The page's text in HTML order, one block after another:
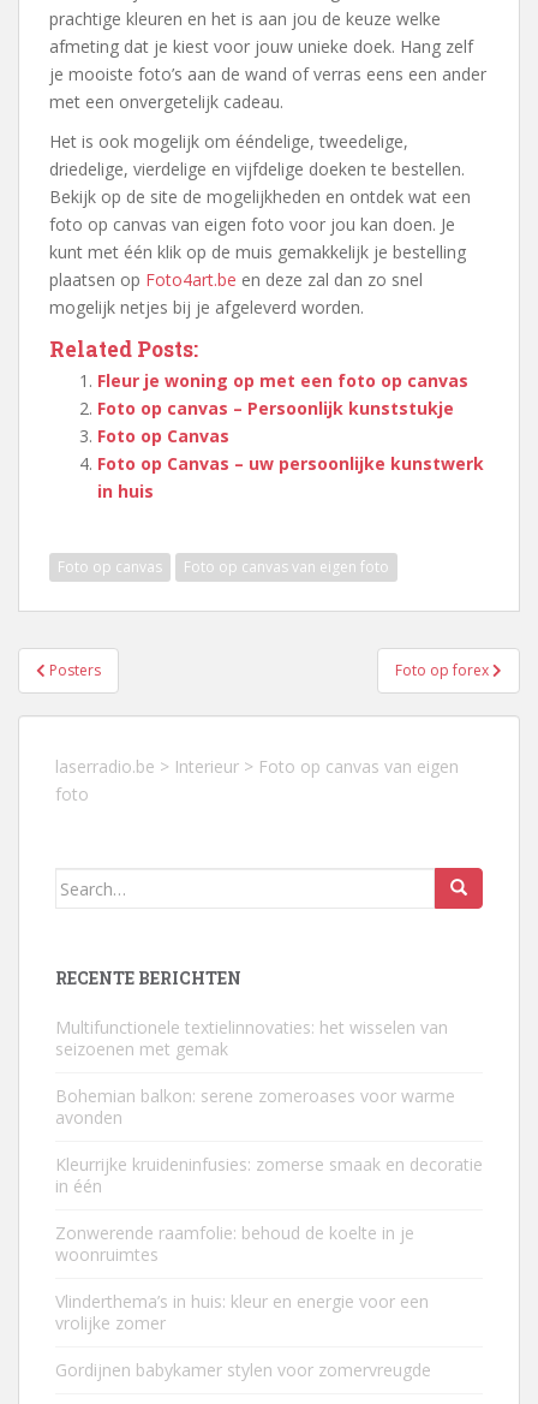
prachtige kleuren en het is aan jou de keuze welke
afmeting dat je kiest voor jouw unieke doek. Hang zelf
je mooiste foto’s aan de wand of verras eens een ander
met een onvergetelijk cadeau.
Het is ook mogelijk om ééndelige, tweedelige,
driedelige, vierdelige en vijfdelige doeken te bestellen.
Bekijk op de site de mogelijkheden en ontdek wat een
foto op canvas van eigen foto voor jou kan doen. Je
kunt met één klik op de muis gemakkelijk je bestelling
plaatsen op Foto4art.be en deze zal dan zo snel
mogelijk netjes bij je afgeleverd worden.
Related Posts:
Fleur je woning op met een foto op canvas
Foto op canvas – Persoonlijk kunststukje
Foto op Canvas
Foto op Canvas – uw persoonlijke kunstwerk
in huis
Foto op canvas Foto op canvas van eigen foto
Berichtnavigatie
Posters Foto op forex
laserradio.be > Interieur > Foto op canvas van eigen
foto
Search
RECENTE BERICHTEN
Multifunctionele textielinnovaties: het wisselen van
seizoenen met gemak
Bohemian balkon: serene zomeroases voor warme
avonden
Kleurrijke kruideninfusies: zomerse smaak en decoratie
in één
Zonwerende raamfolie: behoud de koelte in je
woonruimtes
Vlinderthema’s in huis: kleur en energie voor een
vrolijke zomer
Gordijnen babykamer stylen voor zomervreugde